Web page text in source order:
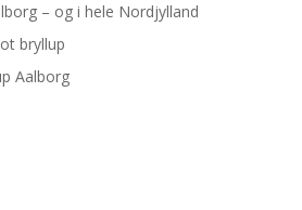
– og i hele Nordjylland
bryllup
Aalborg